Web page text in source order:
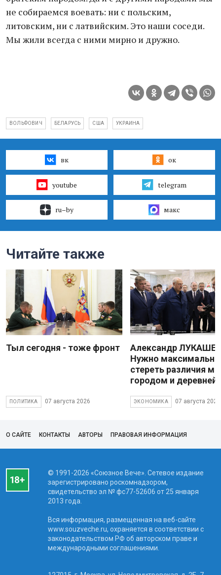
не собираемся воевать: ни с польским,
литовским, ни с латвийским. Это наши соседи.
Мы жили всегда с ними мирно и дружно.
ВОЛЬФОВИЧ БЕЛАРУСЬ США УКРАИНА
вк ок
youtube telegram
ru–by макс
Читайте также
Тыл сегодня - тоже фронт
ПОЛИТИКА 07 августа 2026
Александр
Нужно максимально
стереть различия
городом и деревней
ЭКОНОМИКА 07 августа 2026
О САЙТЕ КОНТАКТЫ АВТОРЫ ПРАВОВАЯ ИНФОРМАЦИЯ
© 1991-2026 «Союзное Вече». Сетевое издание
зарегистрировано роскомнадзором,
свидетельство эл № фc77-52606 от 25 января
2013 года.
Вся информация, размещенная на веб-сайте
www.souzveche.ru, охраняется в соответствии с
законодательством РФ об авторском праве и
международными соглашениями.